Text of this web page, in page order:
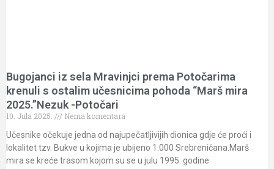
Bugojanci iz sela Mravinjci prema Potočarima
krenuli s ostalim učesnicima pohoda “Marš mira
2025.”Nezuk -Potočari
10. Jula 2025.
Nema komentara
Učesnike očekuje jedna od najupečatljivijih dionica gdje će proći i
lokalitet tzv. Bukve u kojima je ubijeno 1.000 Srebreničana.Marš
mira se kreće trasom kojom su se u julu 1995. godine